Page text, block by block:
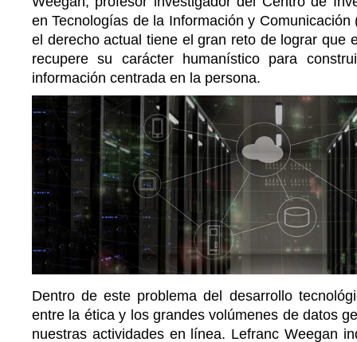
en Tecnologías de la Información y Comunicación
el derecho actual tiene el gran reto de lograr que
recupere su carácter humanístico para
información centrada en la persona.
Dentro de este problema del desarrollo
entre la ética y los grandes volúmenes de datos
nuestras actividades en línea. Lefranc Weegan